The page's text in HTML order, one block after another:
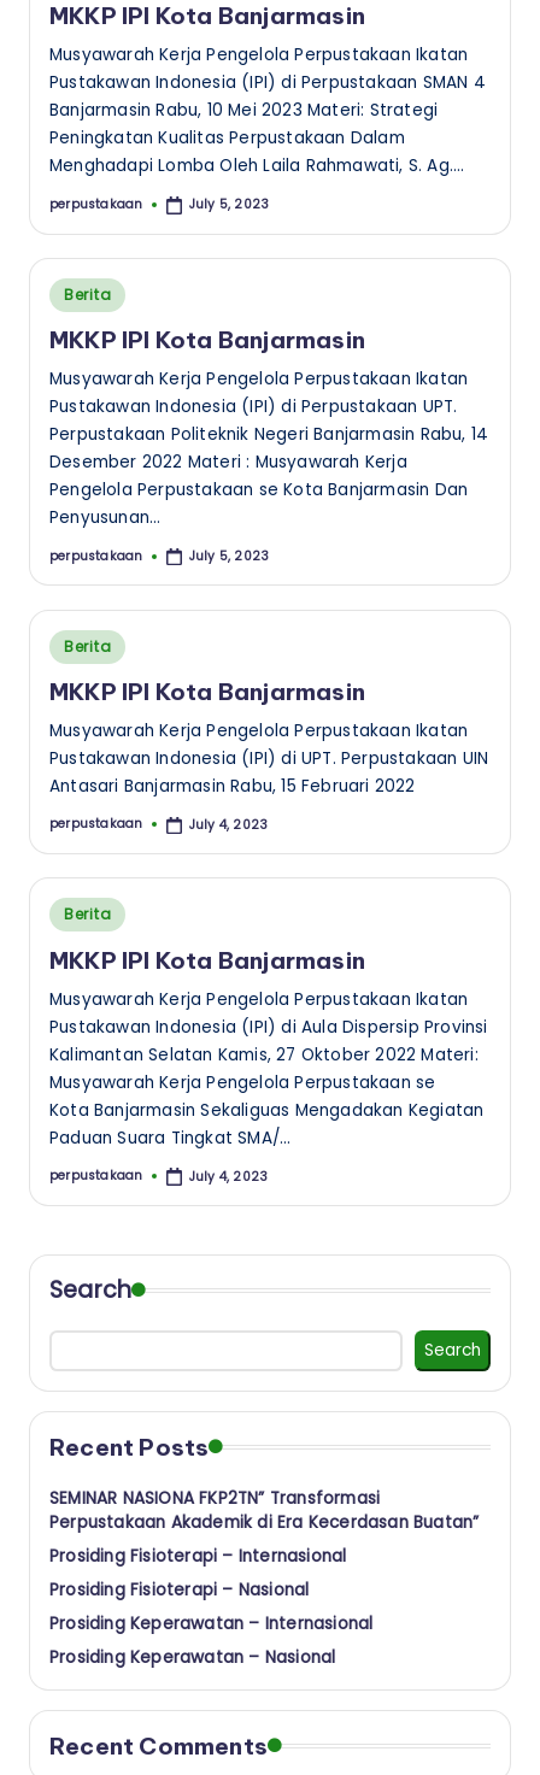
a
t
a
n
S
u
a
k
a
I
n
s
a
n
MKKP IPI Kota Banjarmasin
Musyawarah Kerja Pengelola Perpustakaan Ikatan
Pustakawan Indonesia (IPI) di Perpustakaan SMAN 4
Banjarmasin Rabu, 10 Mei 2023 Materi: Strategi
Peningkatan Kualitas Perpustakaan Dalam
Menghadapi Lomba Oleh Laila Rahmawati, S. Ag.…
Posted
perpustakaan July 5, 2023
Posted
in
Berita
MKKP IPI Kota Banjarmasin
Musyawarah Kerja Pengelola Perpustakaan Ikatan
Pustakawan Indonesia (IPI) di Perpustakaan UPT.
Perpustakaan Politeknik Negeri Banjarmasin Rabu, 14
Desember 2022 Materi : Musyawarah Kerja
Pengelola Perpustakaan se Kota Banjarmasin Dan
Penyusunan…
Posted
perpustakaan July 5, 2023
Posted
in
Berita
MKKP IPI Kota Banjarmasin
Musyawarah Kerja Pengelola Perpustakaan Ikatan
Pustakawan Indonesia (IPI) di UPT. Perpustakaan UIN
Antasari Banjarmasin Rabu, 15 Februari 2022
Posted
perpustakaan July 4, 2023
Posted
in
Berita
MKKP IPI Kota Banjarmasin
Musyawarah Kerja Pengelola Perpustakaan Ikatan
Pustakawan Indonesia (IPI) di Aula Dispersip Provinsi
Kalimantan Selatan Kamis, 27 Oktober 2022 Materi:
Musyawarah Kerja Pengelola Perpustakaan se
Kota Banjarmasin Sekaliguas Mengadakan Kegiatan
Paduan Suara Tingkat SMA/…
Posted
perpustakaan July 4, 2023
Search
Search
Recent Posts
SEMINAR NASIONA FKP2TN” Transformasi
Perpustakaan Akademik di Era Kecerdasan Buatan”
Prosiding Fisioterapi – Internasional
Prosiding Fisioterapi – Nasional
Prosiding Keperawatan – Internasional
Prosiding Keperawatan – Nasional
Recent Comments